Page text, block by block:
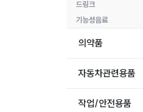
드링크
기능성음료
의약품
자동차관련용품
작업/안전용품